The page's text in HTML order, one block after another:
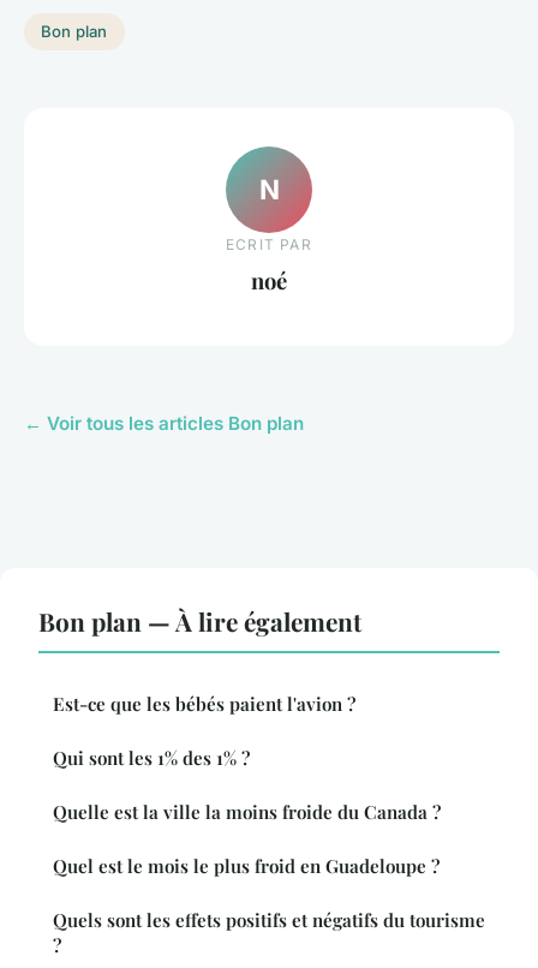
Bon plan
N
ECRIT PAR
noé
← Voir tous les articles Bon plan
Bon plan — À lire également
Est-ce que les bébés paient l'avion ?
Qui sont les 1% des 1% ?
Quelle est la ville la moins froide du Canada ?
Quel est le mois le plus froid en Guadeloupe ?
Quels sont les effets positifs et négatifs du tourisme
?